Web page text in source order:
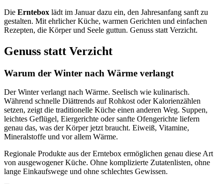
Die Erntebox lädt im Januar dazu ein, den Jahresanfang sanft zu
gestalten. Mit ehrlicher Küche, warmen Gerichten und einfachen
Rezepten, die Körper und Seele guttun. Genuss statt Verzicht.
Genuss statt Verzicht
Warum der Winter nach Wärme verlangt
Der Winter verlangt nach Wärme. Seelisch wie kulinarisch.
Während schnelle Diättrends auf Rohkost oder Kalorienzählen
setzen, zeigt die traditionelle Küche einen anderen Weg. Suppen,
leichtes Geflügel, Eiergerichte oder sanfte Ofengerichte liefern
genau das, was der Körper jetzt braucht. Eiweiß, Vitamine,
Mineralstoffe und vor allem Wärme.
Regionale Produkte aus der Erntebox ermöglichen genau diese Art
von ausgewogener Küche. Ohne komplizierte Zutatenlisten, ohne
lange Einkaufswege und ohne schlechtes Gewissen.